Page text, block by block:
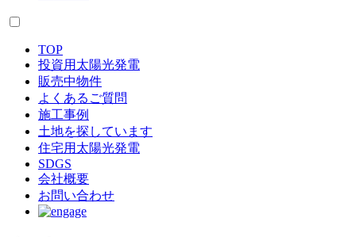
TOP
投資用太陽光発電
販売中物件
よくあるご質問
施工事例
土地を探しています
住宅用太陽光発電
SDGS
会社概要
お問い合わせ